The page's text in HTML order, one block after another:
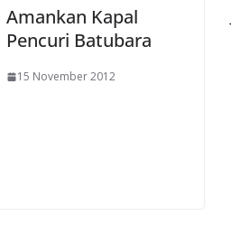
Amankan Kapal
Pencuri Batubara
15 November 2012